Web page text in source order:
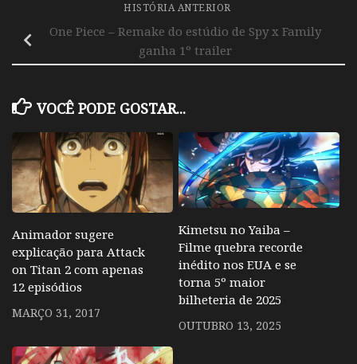
HISTÓRIA ANTERIOR
One Piece – Remake do estúdio de Spy x Family
ganha 1º trailer
VOCÊ PODE GOSTAR...
Animador sugere
explicação para Attack
on Titan 2 com apenas
12 episódios
MARÇO 31, 2017
Kimetsu no Yaiba –
Filme quebra recorde
inédito nos EUA e se
torna 5º maior
bilheteria de 2025
OUTUBRO 13, 2025